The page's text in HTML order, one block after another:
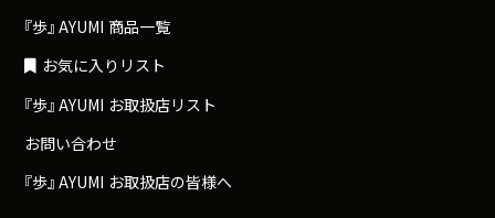
『歩』AYUMI 商品一覧
お気に入りリスト
『歩』AYUMI お取扱店リスト
お問い合わせ
『歩』AYUMI お取扱店の皆様へ